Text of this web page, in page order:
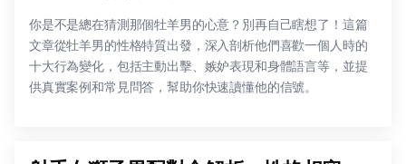
你是不是總在猜測那個牡羊男的心意？別再自己瞎想了！這篇
文章從牡羊男的性格特質出發，深入剖析他們喜歡一個人時的
十大行為變化，包括主動出擊、嫉妒表現和身體語言等，並提
供真實案例和常見問答，幫助你快速讀懂他的信號。